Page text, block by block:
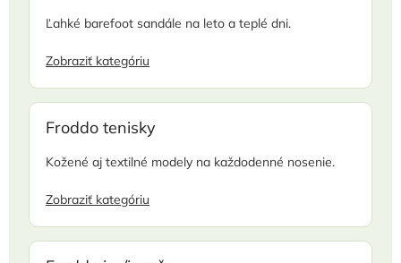
Ľahké barefoot sandále na leto a teplé dni.
Zobraziť kategóriu
Froddo tenisky
Kožené aj textilné modely na každodenné nosenie.
Zobraziť kategóriu